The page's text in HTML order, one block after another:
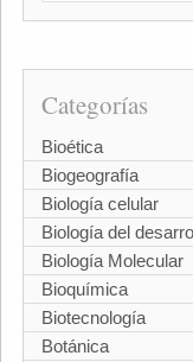
Categorías
Bioética
Biogeografía
Biología celular
Biología del
Biología Molecular
Bioquímica
Biotecnología
Botánica